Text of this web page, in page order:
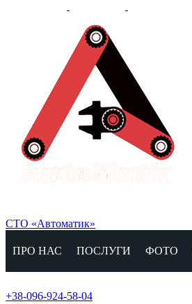
СТО «Автоматик»
ПРО НАС ПОСЛУГИ ФОТО
+38-096-924-58-04